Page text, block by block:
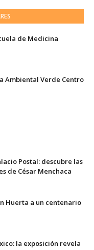
de Medicina
Ambiental Verde Centro
Postal: descubre las
de César Menchaca
Huerta a un centenario
la exposición revela